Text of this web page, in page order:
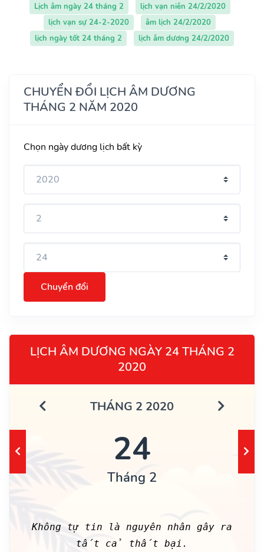
Lịch âm ngày 24 tháng 2
lịch vạn niên 24/2/2020
lịch vạn sự 24-2-2020
âm lịch 24/2/2020
lịch ngày tốt 24 tháng 2
lịch âm dương 24/2/2020
CHUYỂN ĐỔI LỊCH ÂM DƯƠNG
THÁNG 2 NĂM 2020
Chọn ngày dương lịch bất kỳ
Chuyển đổi
LỊCH ÂM DƯƠNG NGÀY 24 THÁNG 2
2020
THÁNG 2 2020
24
Tháng 2
Không tự tin là nguyên nhân gây ra
tất cả thất bại.